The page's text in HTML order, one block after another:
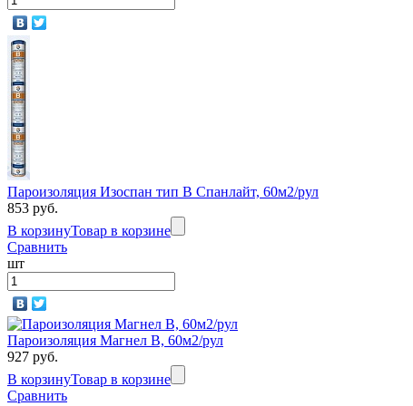
Пароизоляция Изоспан тип В Спанлайт, 60м2/рул
853 руб.
В корзинуТовар в корзине
Сравнить
шт
Пароизоляция Магнел B, 60м2/рул
927 руб.
В корзинуТовар в корзине
Сравнить